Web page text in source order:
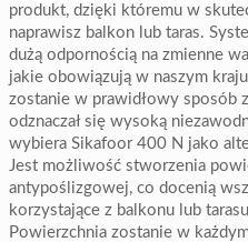
produkt, dzięki któremu w
naprawisz balkon lub taras.
dużą odpornością na zmienne
jakie obowiązują w naszym
zostanie w prawidłowy sposób
odznaczał się wysoką
wybiera Sikafoor 400 N jako
Jest możliwość stworzenia
antypoślizgowej, co docenią
korzystające z balkonu lub
Powierzchnia zostanie w